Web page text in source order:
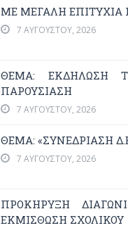
ΜΕ ΜΕΓΆΛΗ ΕΠΙΤΥΧΊΑ
7 ΑΥΓΟΎΣΤΟΥ, 2026
ΘΈΜΑ: ΕΚΔΉΛΩΣΗ
ΠΑΡΟΥΣΊΑΣΗ
7 ΑΥΓΟΎΣΤΟΥ, 2026
ΘΕΜΑ: «ΣΥΝΕΔΡΊΑΣΗ
7 ΑΥΓΟΎΣΤΟΥ, 2026
ΠΡΟΚΗΡΥΞΗ
ΕΚΜΊΣΘΩΣΗ ΣΧΟΛΙΚΟΎ